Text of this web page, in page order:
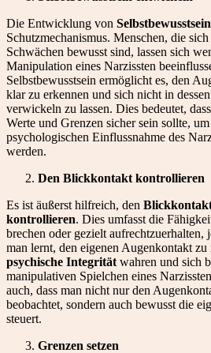
Die Entwicklung von Selbstbewusstsein
Schutzmechanismus. Menschen, die
Schwächen bewusst sind, lassen sich
Manipulation eines Narzissten
Selbstbewusstsein ermöglicht es, den
klar zu erkennen und sich nicht in
verwickeln zu lassen. Dies bedeutet,
Werte und Grenzen sicher sein sollte,
psychologischen Einflussnahme des
werden.
Den Blickkontakt kontrollieren
Es ist äußerst hilfreich, den
kontrollieren. Dies umfasst die
brechen oder gezielt aufrechtzuerhalten,
man lernt, den eigenen Augenkontakt
psychische Integrität wahren und sich
manipulativen Spielchen eines
auch, dass man nicht nur den
beobachtet, sondern auch bewusst die
steuert.
Grenzen setzen